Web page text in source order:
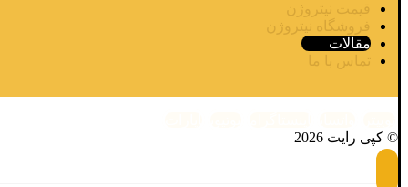
قیمت نیتروژن
فروشگاه نیتروژن
مقالات
تماس با ما
© کپی رایت 2026